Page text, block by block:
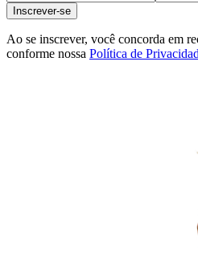
Inscrever-se
Ao se inscrever, você concorda em
conforme nossa Política de